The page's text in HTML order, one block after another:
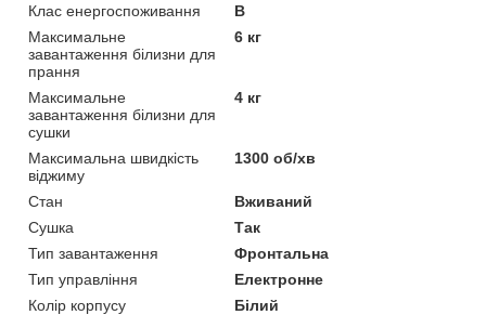
Клас енергоспоживання
B
Максимальне
завантаження білизни для
прання
6 кг
Максимальне
завантаження білизни для
сушки
4 кг
Максимальна швидкість
віджиму
1300 об/хв
Стан
Вживаний
Сушка
Так
Тип завантаження
Фронтальна
Тип управління
Електронне
Колір корпусу
Білий